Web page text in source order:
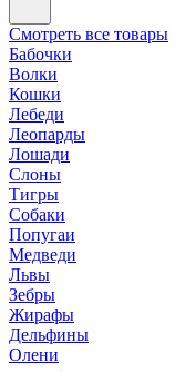
Смотреть все товары
Бабочки
Волки
Кошки
Лебеди
Леопарды
Лошади
Слоны
Тигры
Собаки
Попугаи
Медведи
Львы
Зебры
Жирафы
Дельфины
Олени